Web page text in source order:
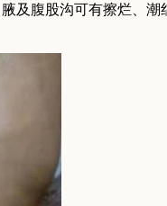
及腹股沟可有擦烂、